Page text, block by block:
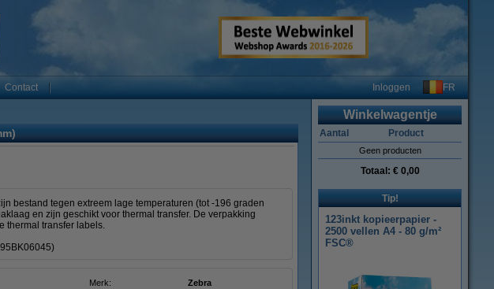
Contact Inloggen FR
bestand tegen extreem lage temperaturen (tot -196 graden
en zijn geschikt voor thermal transfer. De verpakking
thermal transfer labels.
Merk:
Zebra
Winkelwagentje
Aantal Product
Geen producten
Totaal: € 0,00
Tip!
123inkt kopieerpapier -
2500 vellen A4 - 80 g/m²
FSC®